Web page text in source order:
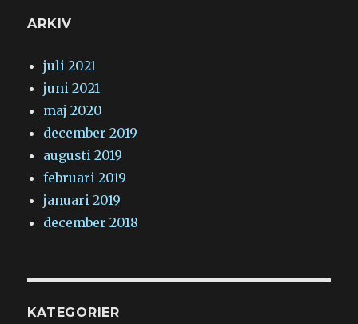
ARKIV
juli 2021
juni 2021
maj 2020
december 2019
augusti 2019
februari 2019
januari 2019
december 2018
KATEGORIER